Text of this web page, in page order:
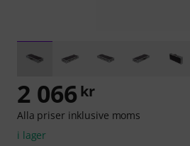
2 066 kr
Alla priser inklusive moms
i lager